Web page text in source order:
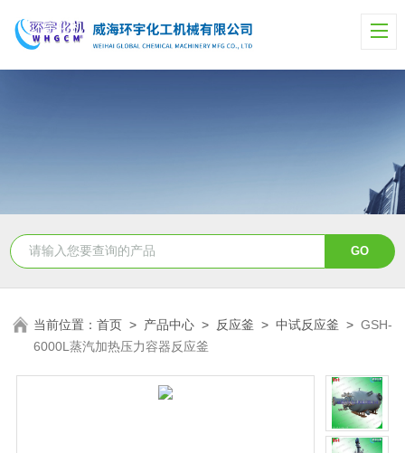
当前位置：首页 > 产品中心 > 反应釜 >中试反应釜 >GSH-
6000L蒸汽加热压力容器反应釜